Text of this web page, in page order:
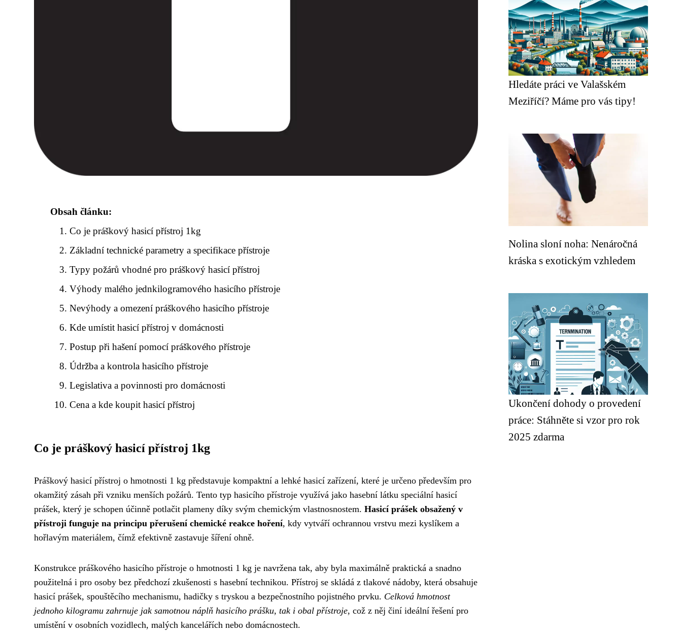
Obsah článku:
Co je práškový hasicí přístroj 1kg
Základní technické parametry a specifikace přístroje
Typy požárů vhodné pro práškový hasicí přístroj
Výhody malého jednkilogramového hasicího přístroje
Nevýhody a omezení práškového hasicího přístroje
Kde umístit hasicí přístroj v domácnosti
Postup při hašení pomocí práškového přístroje
Údržba a kontrola hasicího přístroje
Legislativa a povinnosti pro domácnosti
Cena a kde koupit hasicí přístroj
Co je práškový hasicí přístroj 1kg
Práškový hasicí přístroj o hmotnosti 1 kg představuje kompaktní a lehké hasicí zařízení, které je určeno především pro
okamžitý zásah při vzniku menších požárů. Tento typ hasicího přístroje využívá jako hasební látku speciální hasicí
prášek, který je schopen účinně potlačit plameny díky svým chemickým vlastnosnostem. Hasicí prášek obsažený v
přístroji funguje na principu přerušení chemické reakce hoření, kdy vytváří ochrannou vrstvu mezi kyslíkem a
hořlavým materiálem, čímž efektivně zastavuje šíření ohně.
Konstrukce práškového hasicího přístroje o hmotnosti 1 kg je navržena tak, aby byla maximálně praktická a snadno
použitelná i pro osoby bez předchozí zkušenosti s hasební technikou. Přístroj se skládá z tlakové nádoby, která obsahuje
hasicí prášek, spouštěcího mechanismu, hadičky s tryskou a bezpečnostního pojistného prvku. Celková hmotnost
jednoho kilogramu zahrnuje jak samotnou náplň hasicího prášku, tak i obal přístroje, což z něj činí ideální řešení pro
umístění v osobních vozidlech, malých kancelářích nebo domácnostech.
Hledáte práci ve Valašském
Meziříčí? Máme pro vás tipy!
Nolina sloní noha: Nenáročná
kráska s exotickým vzhledem
Ukončení dohody o provedení
práce: Stáhněte si vzor pro rok
2025 zdarma